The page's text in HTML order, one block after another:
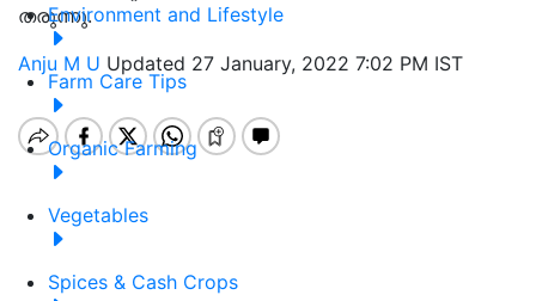
Environment and Lifestyle
Farm Care Tips
Organic Farming
Vegetables
Spices & Cash Crops
തരുന്നു.
Anju M U Updated 27 January, 2022 7:02 PM IST